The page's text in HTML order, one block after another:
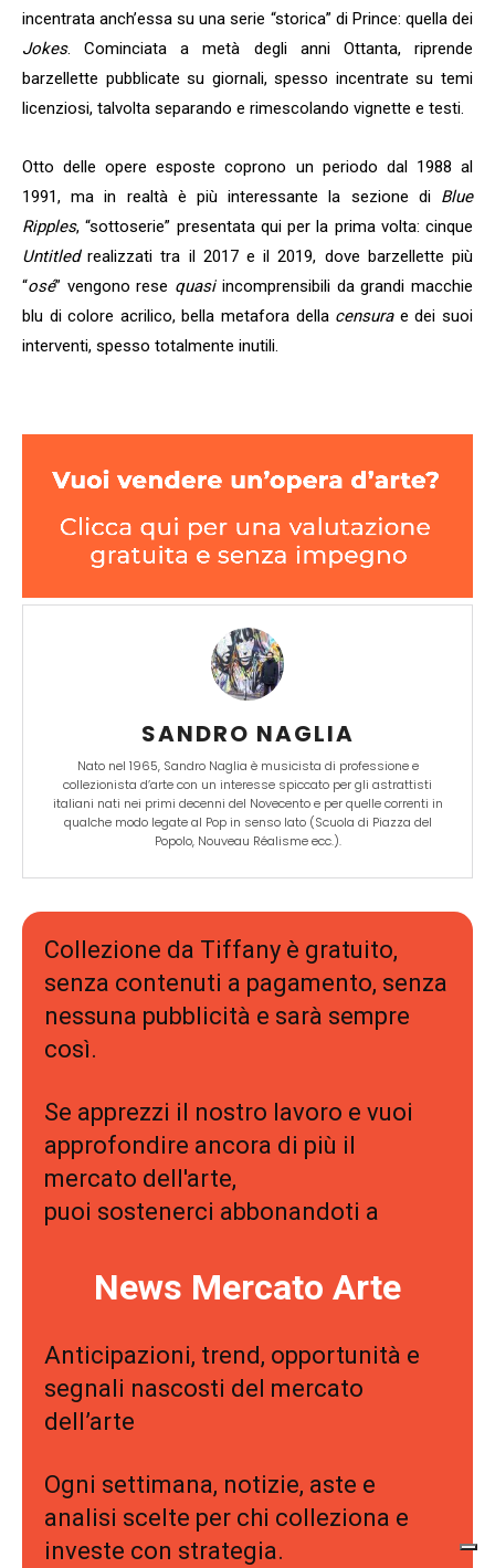
incentrata anch’essa su una serie “storica” di Prince: quella dei
Jokes. Cominciata a metà degli anni Ottanta, riprende
barzellette pubblicate su giornali, spesso incentrate su temi
licenziosi, talvolta separando e rimescolando vignette e testi.
Otto delle opere esposte coprono un periodo dal 1988 al
1991, ma in realtà è più interessante la sezione di Blue
Ripples, “sottoserie” presentata qui per la prima volta: cinque
Untitledrealizzati tra il 2017 e il 2019, dove barzellette più
“osé” vengono rese quasiincomprensibili da grandi macchie
blu di colore acrilico, bella metafora della censurae dei suoi
interventi, spesso totalmente inutili.
SANDRO NAGLIA
Nato nel 1965, Sandro Naglia è musicista di professione e
collezionista d’arte con un interesse spiccato per gli astrattisti
italiani nati nei primi decenni del Novecento e per quelle correnti in
qualche modo legate al Pop in senso lato (Scuola di Piazza del
Popolo, Nouveau Réalisme ecc.).
Collezione da Tiffany è gratuito,
senza contenuti a pagamento, senza
nessuna pubblicità e sarà sempre
così.
Se apprezzi il nostro lavoro e vuoi
approfondire ancora di più il
mercato dell'arte,
puoi sostenerci abbonandoti a
News Mercato Arte
Anticipazioni, trend, opportunità e
segnali nascosti del mercato
dell’arte
Ogni settimana, notizie, aste e
analisi scelte per chi colleziona e
investe con strategia.